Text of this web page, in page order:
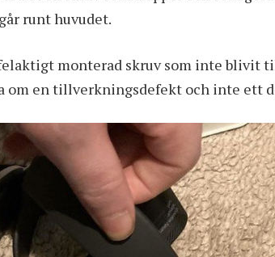
runt huvudet.
monterad skruv som inte blivit
om en tillverkningsdefekt och inte ett